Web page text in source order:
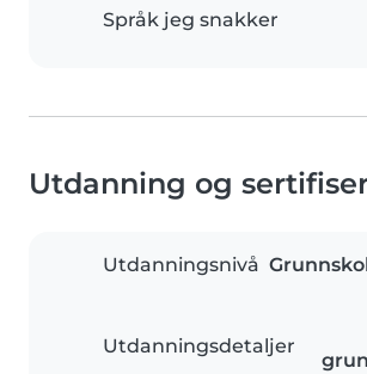
Språk jeg snakker
Utdanning og
Utdanningsnivå
Utdanningsdetaljer